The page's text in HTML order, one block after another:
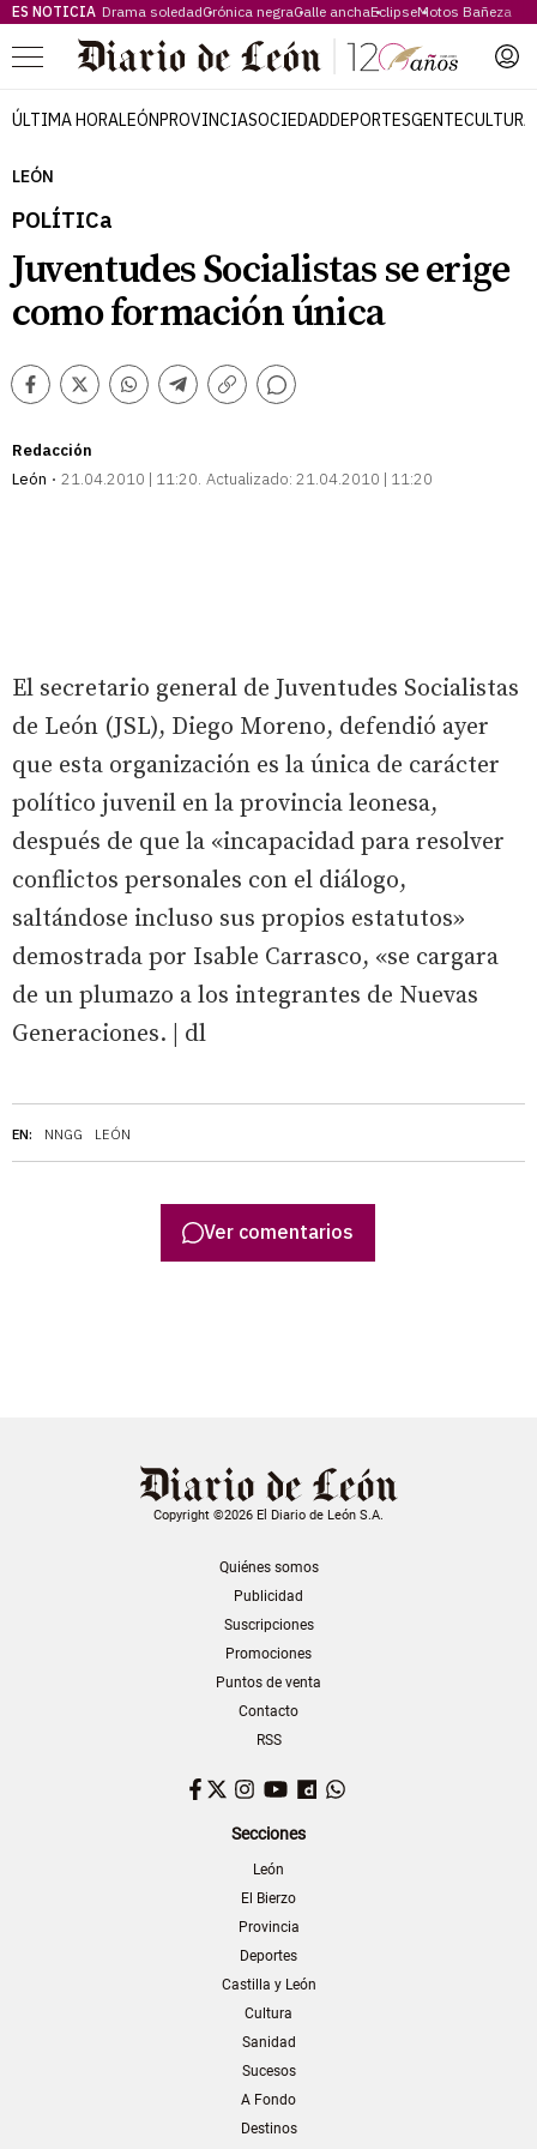
ES NOTICIA Drama soledadCrónica negraCalle anchaEclipseMotos Bañeza
Menú
ÚLTIMA HORALEÓNPROVINCIASOCIEDADDEPORTESGENTECULTURA
LEÓN
POLÍTICa
Juventudes Socialistas se erige
como formación única
Facebook
TwitterWhatsappTelegram
Copiar
Comentarios
Redacción
León
21.04.2010 | 11:20 Actualizado: 21.04.2010 | 11:20
EN: NNGG LEÓN
El secretario general de Juventudes Socialistas
de León (JSL), Diego Moreno, defendió ayer
que esta organización es la única de carácter
político juvenil en la provincia leonesa,
después de que la «incapacidad para resolver
conflictos personales con el diálogo,
saltándose incluso sus propios estatutos»
demostrada por Isable Carrasco, «se cargara
de un plumazo a los integrantes de Nuevas
Generaciones. | dl
Ver comentarios
Copyright ©2026 El Diario de León S.A.
Quiénes somos
Publicidad
Suscripciones
Promociones
Puntos de venta
Contacto
RSS
Facebook
TwitterInstagram
YouTubeDailymotion
Secciones
León
El Bierzo
Provincia
Deportes
Castilla y León
Cultura
Sanidad
Sucesos
A Fondo
Destinos